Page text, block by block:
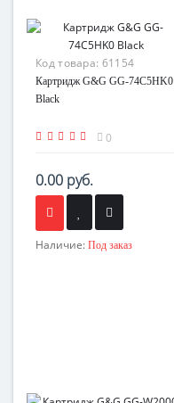
Код товара: 61154
Картридж G&G GG-74C5HK0
Black
0
0.00 руб.
Наличие: Под заказ